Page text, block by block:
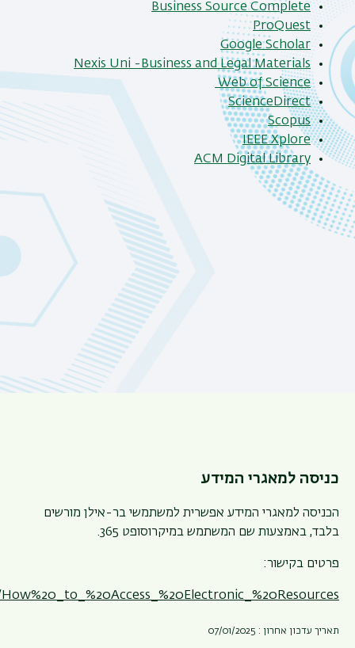
Business Source Complete
ProQuest
Google Scholar
Nexis Uni -Business and Legal Materials
Web of Science
ScienceDirect
Scopus
IEEE Xplore
ACM Digital Library
כניסה למאגרי המידע
הכניסה למאגרי המידע אפשרית למשתמשי בר-אילן מורשים
בלבד, באמצעות שם המשתמש במיקרוסופט 365.
פרטים בקישור:
תאריך עדכון אחרון : 07/01/2025